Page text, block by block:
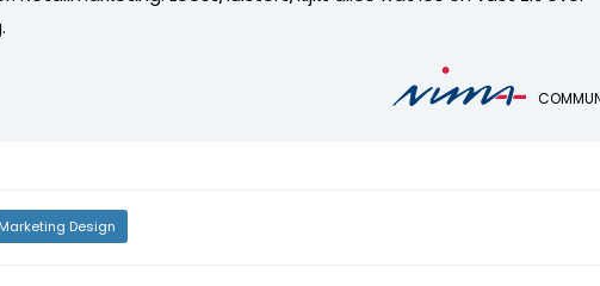
Marketing Design